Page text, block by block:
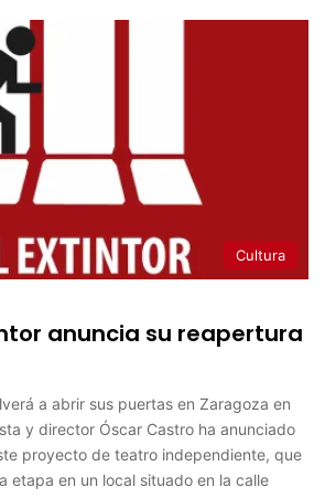
Cultura
anuncia su reapertura
a abrir sus puertas en Zaragoza en
y director Óscar Castro ha anunciado
proyecto de teatro independiente, que
etapa en un local situado en la calle